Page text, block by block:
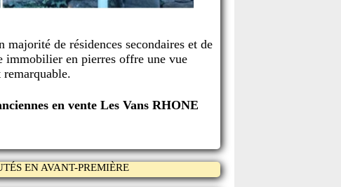
majorité de résidences secondaires et de
immobilier en pierres offre une vue
remarquable.
en vente Les Vans RHONE
EN AVANT-PREMIÈRE